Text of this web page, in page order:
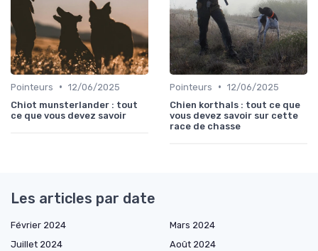
Pointeurs • 12/06/2025
Chiot munsterlander : tout
ce que vous devez savoir
Pointeurs • 12/06/2025
Chien korthals : tout ce que
vous devez savoir sur cette
race de chasse
Les articles par date
Février 2024
Mars 2024
Juillet 2024
Août 2024